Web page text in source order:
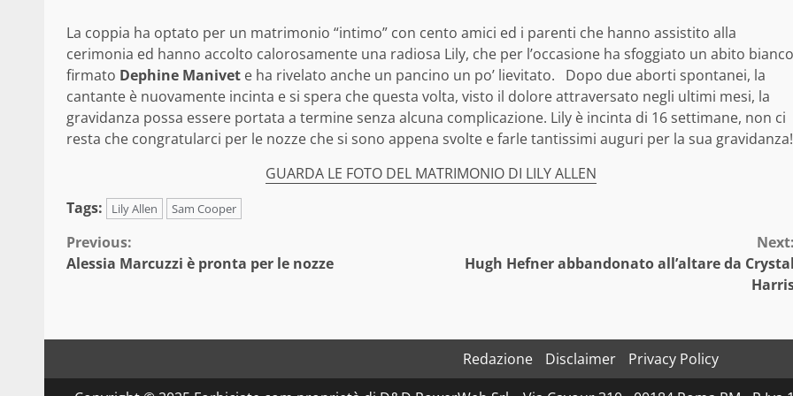
La coppia ha optato per un matrimonio “intimo” con cento amici ed i parenti che hanno assistito alla
cerimonia ed hanno accolto calorosamente una radiosa Lily, che per l’occasione ha sfoggiato un abito bianco
firmato Dephine Manivet e ha rivelato anche un pancino un po’ lievitato. Dopo due aborti spontanei, la
cantante è nuovamente incinta e si spera che questa volta, visto il dolore attraversato negli ultimi mesi, la
gravidanza possa essere portata a termine senza alcuna complicazione. Lily è incinta di 16 settimane, non ci
resta che congratularci per le nozze che si sono appena svolte e farle tantissimi auguri per la sua gravidanza!
GUARDA LE FOTO DEL MATRIMONIO DI LILY ALLEN
Tags:
Lily Allen Sam Cooper
Continue
Previous:
Alessia Marcuzzi è pronta per le nozze
Next:
Hugh Hefner abbandonato all’altare da Crystal
Redazione Disclaimer
Privacy Policy